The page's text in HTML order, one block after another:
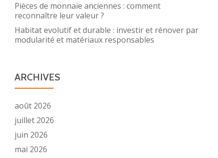
Pièces de monnaie anciennes : comment
reconnaître leur valeur ?
Habitat evolutif et durable : investir et rénover par
modularité et matériaux responsables
ARCHIVES
août 2026
juillet 2026
juin 2026
mai 2026